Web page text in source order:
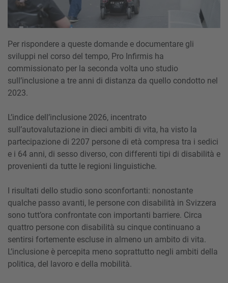
Per rispondere a queste domande e documentare gli
sviluppi nel corso del tempo, Pro Infirmis ha
commissionato per la seconda volta uno studio
sull’inclusione a tre anni di distanza da quello condotto nel
2023.
L’indice dell’inclusione 2026, incentrato
sull’autovalutazione in dieci ambiti di vita, ha visto la
partecipazione di 2207 persone di età compresa tra i sedici
e i 64 anni, di sesso diverso, con differenti tipi di disabilità e
provenienti da tutte le regioni linguistiche.
I risultati dello studio sono sconfortanti: nonostante
qualche passo avanti, le persone con disabilità in Svizzera
sono tutt’ora confrontate con importanti barriere. Circa
quattro persone con disabilità su cinque continuano a
sentirsi fortemente escluse in almeno un ambito di vita.
L’inclusione è percepita meno soprattutto negli ambiti della
politica, del lavoro e della mobilità.